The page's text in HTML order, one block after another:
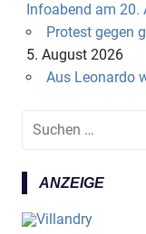
Infoabend am 20.
Protest gegen
5. August 2026
Aus Leonardo
e
ANZEIGE